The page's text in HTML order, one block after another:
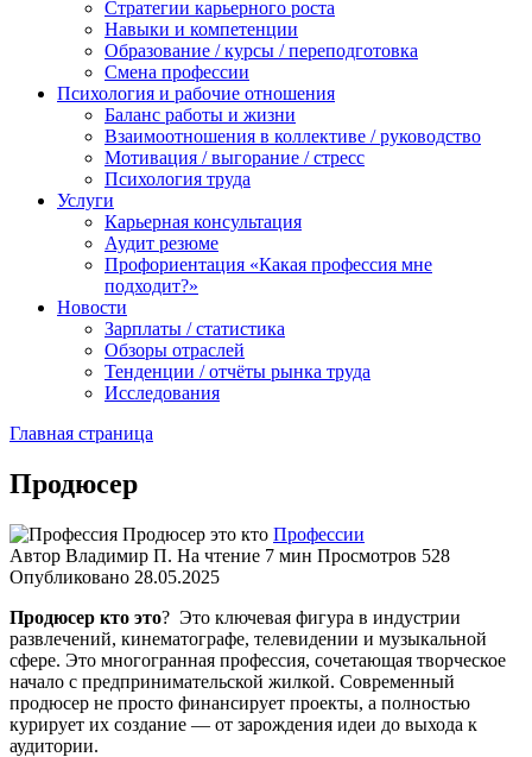
Стратегии карьерного роста
Навыки и компетенции
Образование / курсы / переподготовка
Смена профессии
Психология и рабочие отношения
Баланс работы и жизни
Взаимоотношения в коллективе / руководство
Мотивация / выгорание / стресс
Психология труда
Услуги
Карьерная консультация
Аудит резюме
Профориентация «Какая профессия мне
подходит?»
Новости
Зарплаты / статистика
Обзоры отраслей
Тенденции / отчёты рынка труда
Исследования
Главная страница
Продюсер
Профессии
Автор Владимир П. На чтение 7 мин Просмотров 528
Опубликовано 28.05.2025
Продюсер кто это? Это ключевая фигура в индустрии
развлечений, кинематографе, телевидении и музыкальной
сфере. Это многогранная профессия, сочетающая творческое
начало с предпринимательской жилкой. Современный
продюсер не просто финансирует проекты, а полностью
курирует их создание — от зарождения идеи до выхода к
аудитории.